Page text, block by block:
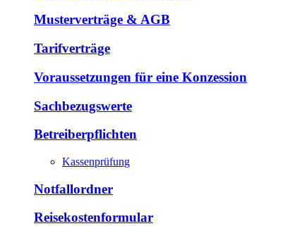
Musterverträge & AGB
Tarifverträge
Voraussetzungen für eine Konzession
Sachbezugswerte
Betreiberpflichten
Kassenprüfung
Notfallordner
Reisekostenformular